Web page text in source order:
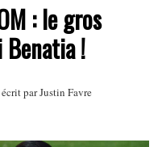
: le gros
Benatia !
parJustin Favre